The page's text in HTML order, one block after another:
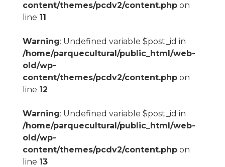
content/themes/pcdv2/content.phpon
line 11
Warning: Undefined variable $post_id in
/home/parquecultural/public_html/web-
old/wp-
content/themes/pcdv2/content.phpon
line 12
Warning: Undefined variable $post_id in
/home/parquecultural/public_html/web-
old/wp-
content/themes/pcdv2/content.phpon
line 13